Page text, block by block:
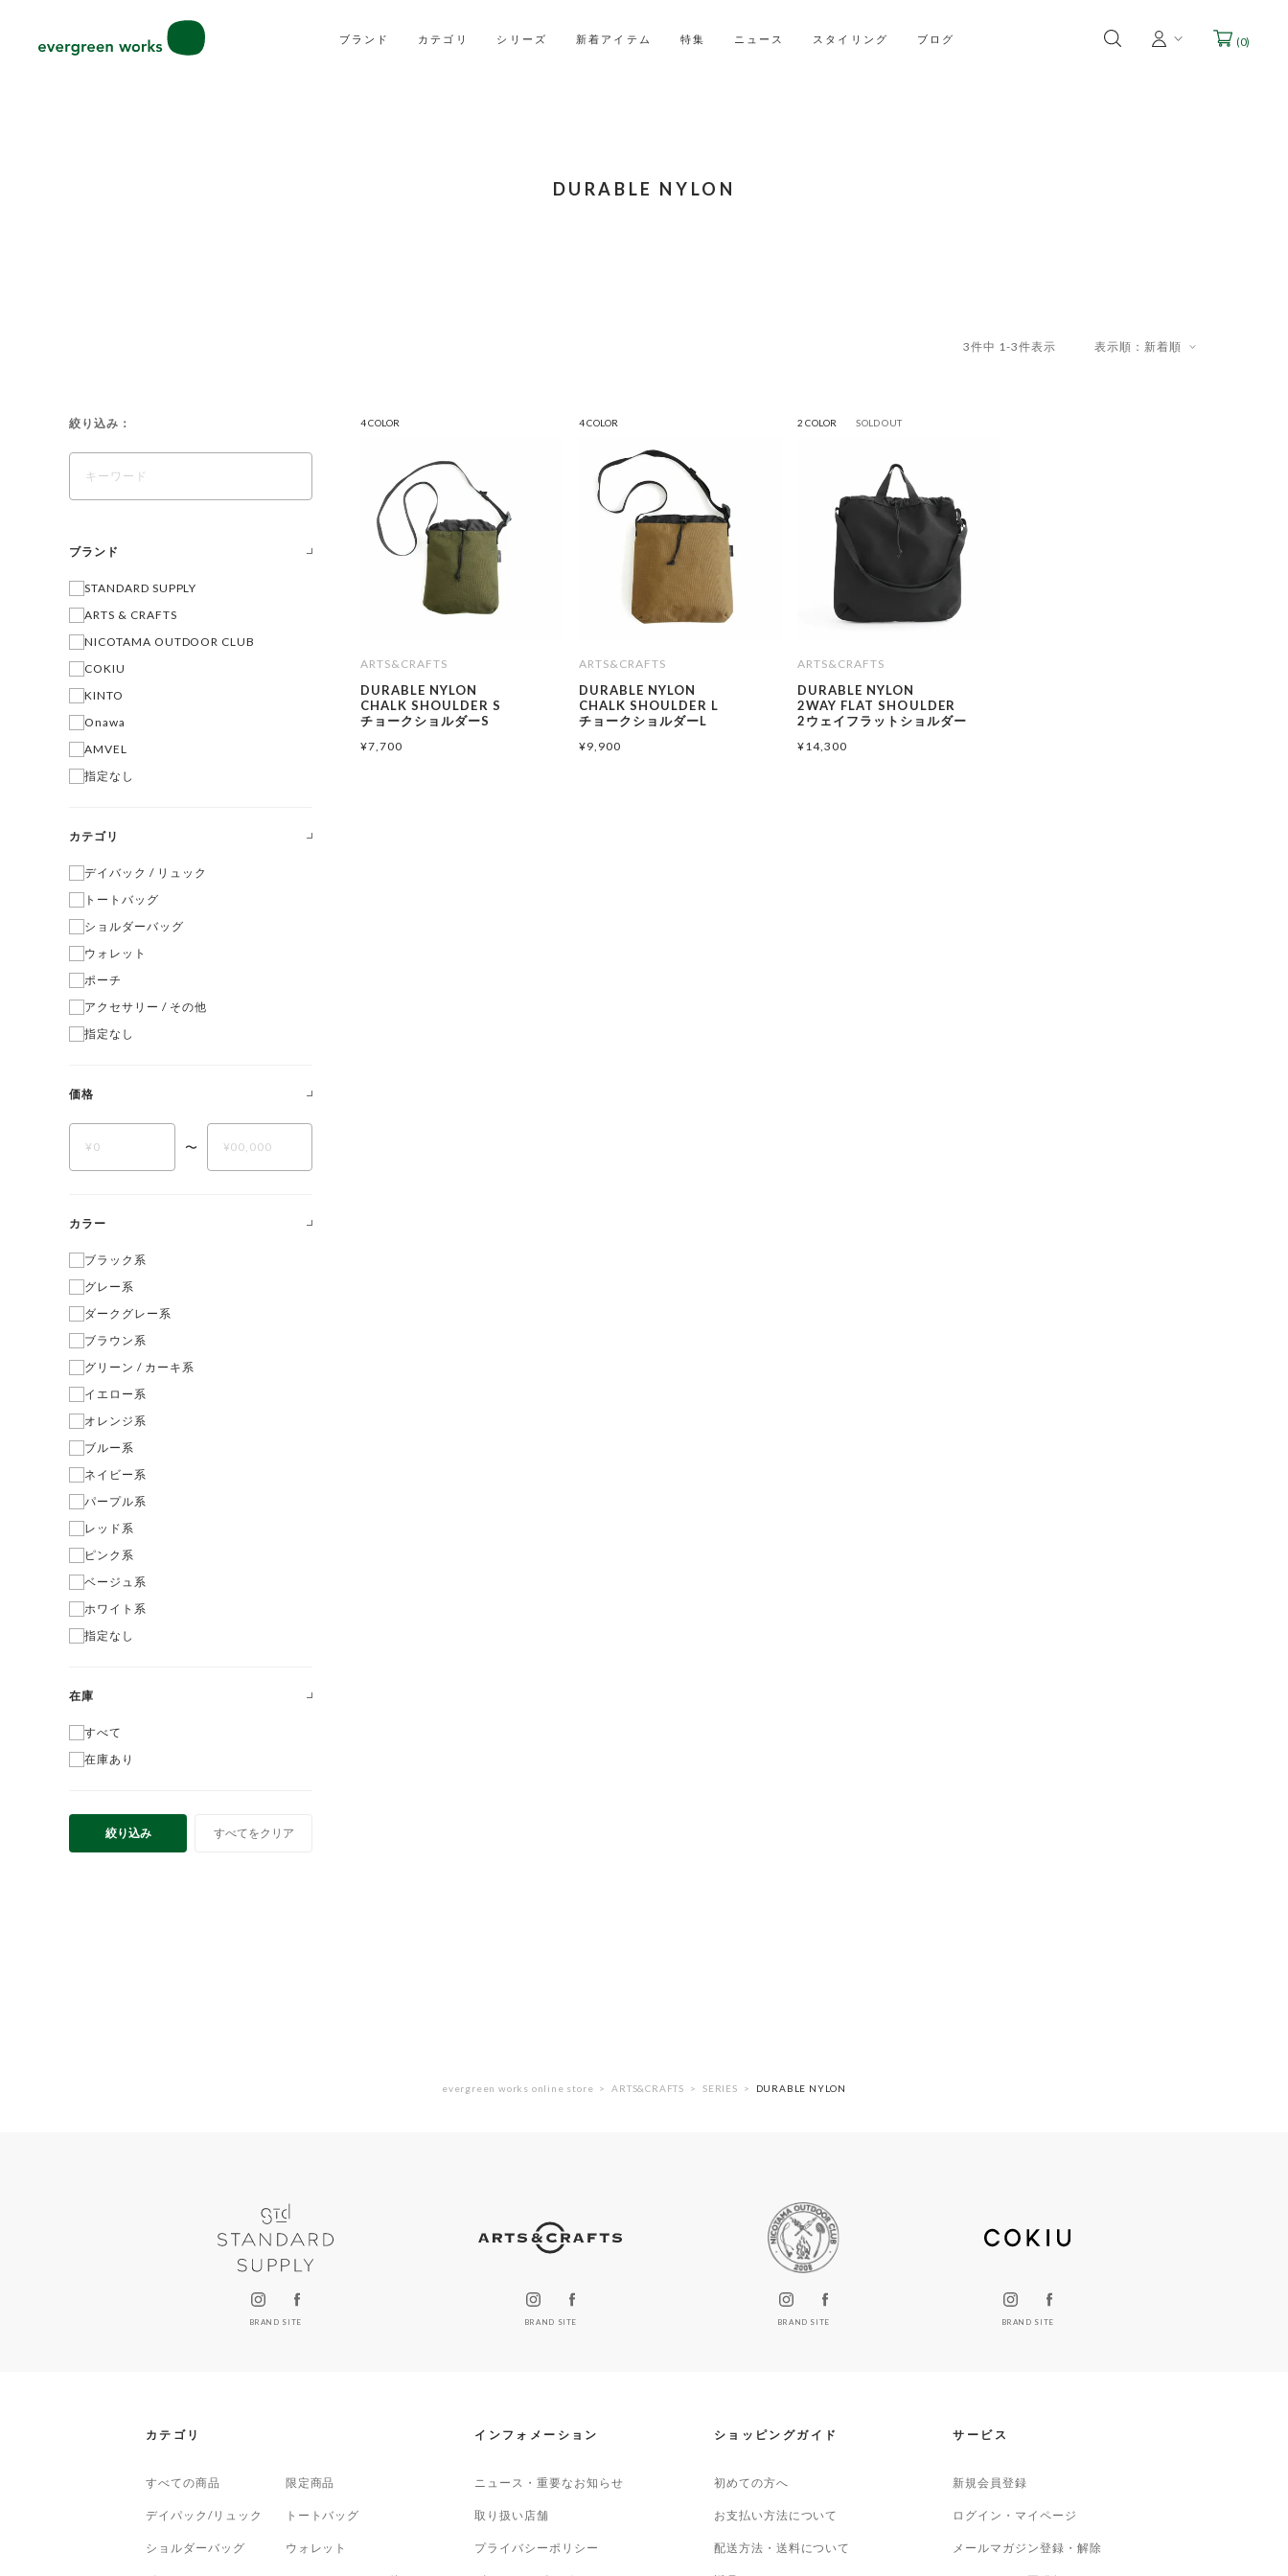
ブランド カテゴリ シリーズ 新着アイテム 特集 ニュース スタイリング ブログ (0)
DURABLE NYLON
絞り込み
ブランド
STANDARD SUPPLY
ARTS & CRAFTS
NICOTAMA OUTDOOR CLUB
COKIU
KINTO
Onawa
AMVEL
指定なし
カテゴリ
デイバック / リュック
トートバッグ
ショルダーバッグ
ウォレット
ポーチ
アクセサリー / その他
指定なし
価格
〜
カラー
ブラック系
グレー系
ダークグレー系
ブラウン系
グリーン / カーキ系
イエロー系
オレンジ系
ブルー系
ネイビー系
パープル系
レッド系
ピンク系
ベージュ系
ホワイト系
指定なし
在庫
すべて
在庫あり
絞り込み すべてをクリア
表示順：新着順
3件中 1-3件表示
4 COLOR
ARTS&CRAFTS
DURABLE NYLON
CHALK SHOULDER S
チョークショルダーS
¥7,700
4 COLOR
ARTS&CRAFTS
DURABLE NYLON
CHALK SHOULDER L
チョークショルダーL
¥9,900
2 COLOR SOLD OUT
ARTS&CRAFTS
DURABLE NYLON
2WAY FLAT SHOULDER
2ウェイフラットショルダー
¥14,300
evergreen works online store ARTS&CRAFTS SERIES DURABLE NYLON
BRAND SITE BRAND SITE BRAND SITE BRAND SITE
カテゴリ
すべての商品 限定商品
デイパック/リュック トートバッグ
ショルダーバッグ ウォレット
インフォメーション
ニュース・重要なお知らせ
取り扱い店舗
プライバシーポリシー
ショッピングガイド
初めての方へ
お支払い方法について
配送方法・送料について
サービス
新規会員登録
ログイン・マイページ
メールマガジン登録・解除